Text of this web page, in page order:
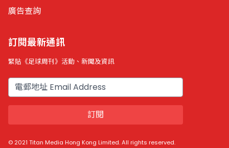
廣告查詢
訂閱最新通訊
緊貼《足球周刊》活動、新聞及資訊
電郵
訂閱
© 2021 Titan Media Hong Kong Limited. All rights reserved.